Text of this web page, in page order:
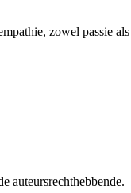
zowel passie als
auteursrechthebbende.